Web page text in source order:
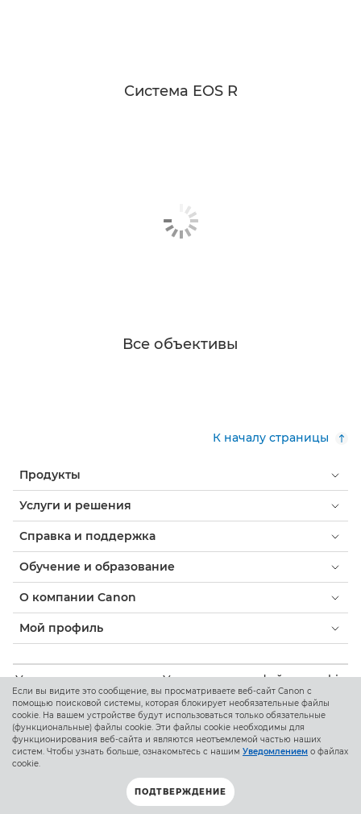
Система EOS R
Все объективы
Если вы видите это сообщение, вы просматриваете веб-сайт Canon с
помощью поисковой системы, которая блокирует необязательные файлы
cookie. На вашем устройстве будут использоваться только обязательные
(функциональные) файлы cookie. Эти файлы cookie необходимы для
функционирования веб-сайта и являются неотъемлемой частью наших
систем. Чтобы узнать больше, ознакомьтесь с нашим Уведомлением о файлах
cookie.
ПОДТВЕРЖДЕНИЕ
К началу страницы
Продукты
Услуги и решения
Справка и поддержка
Обучение и образование
О компании Canon
Мой профиль
Условия использованияУведомление о файлах cookie
ДоступностьКонфиденциальность
Заявление о современном рабстве (PDF)
Потребитель: где купитьБизнес: где купить
Параметры файлов cookie
Canon Kazakhstan